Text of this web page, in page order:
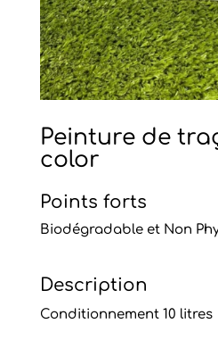
Peinture de
color
Points forts
Biodégradable et Non
Description
Conditionnement 10 litres